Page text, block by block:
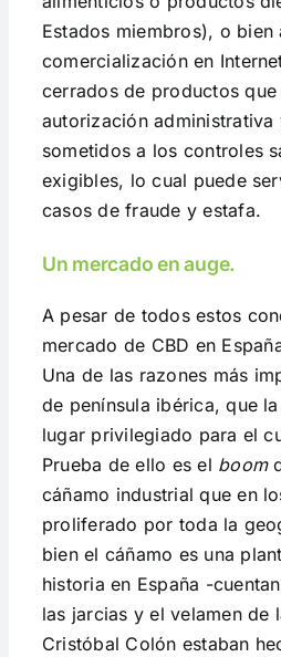
Estados miembros), o bien
comercialización en
cerrados de productos que
autorización administrativa
sometidos a los controles
exigibles, lo cual puede
casos de fraude y estafa.
Un mercado en auge.
A pesar de todos estos
mercado de CBD en
Una de las razones más
de península ibérica, que
lugar privilegiado para el
Prueba de ello es el boom
cáñamo industrial que en
proliferado por toda la
bien el cáñamo es una
historia en España -
las jarcias y el velamen de
Cristóbal Colón estaban